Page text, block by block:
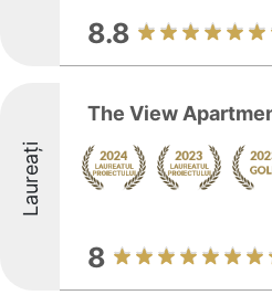
8.8
Laureați
The View
8